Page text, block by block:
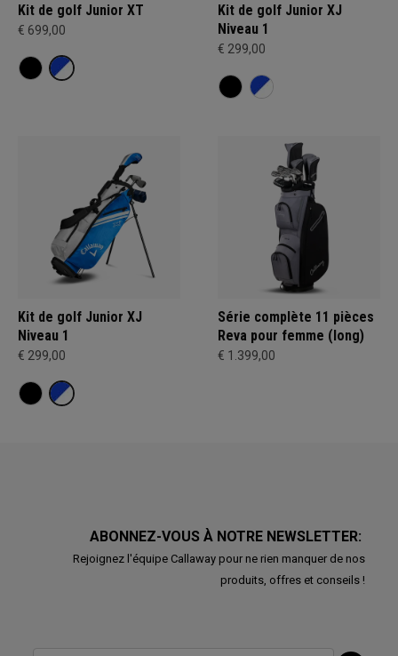
Kit de golf Junior XT
€ 699,00
Kit de golf Junior XJ
Niveau 1
€ 299,00
Kit de golf Junior XJ
Niveau 1
€ 299,00
Série complète 11 pièces
Reva pour femme (long)
€ 1.399,00
ABONNEZ-VOUS À NOTRE NEWSLETTER:
Rejoignez l'équipe Callaway pour ne rien manquer de nos
produits, offres et conseils !